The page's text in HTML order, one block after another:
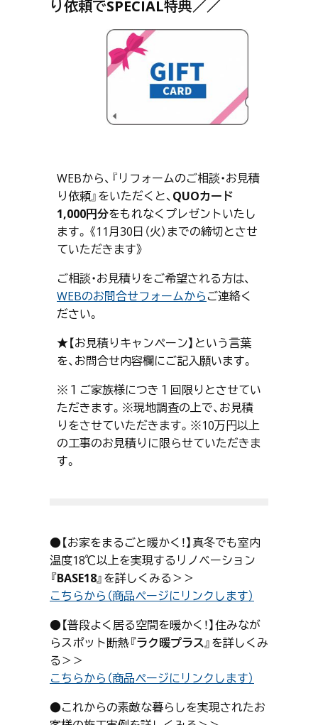
り依頼でSPECIAL特典／／
WEBから、『リフォームのご相談・お見積
り依頼』をいただくと、QUOカード
1,000円分をもれなくプレゼントいたし
ます。《11月30日（火）までの締切とさせ
ていただきます》
ご相談・お見積りをご希望される方は、
WEBのお問合せフォームからご連絡く
ださい。
★【お見積りキャンペーン】という言葉
を、お問合せ内容欄にご記入願います。
※１ご家族様につき１回限りとさせてい
ただきます。※現地調査の上で、お見積
りをさせていただきます。※10万円以上
の工事のお見積りに限らせていただきま
す。
●【お家をまるごと暖かく！】真冬でも室内
温度18℃以上を実現するリノベーション
『BASE18』を詳しくみる＞＞
こちらから（商品ページにリンクします）
●【普段よく居る空間を暖かく！】住みなが
らスポット断熱『ラク暖プラス』を詳しくみ
る＞＞
こちらから（商品ページにリンクします）
●これからの素敵な暮らしを実現されたお